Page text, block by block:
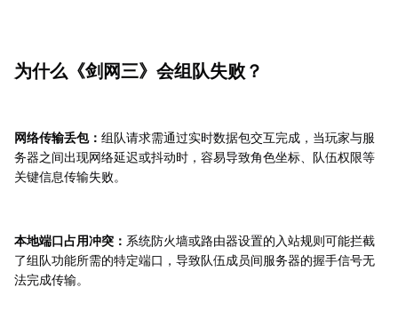
为什么《剑网三》会组队失败？
网络传输丢包： 组队请求需通过实时数据包交互完成，当玩家与服
务器之间出现网络延迟或抖动时，容易导致角色坐标、队伍权限等
关键信息传输失败。
本地端口占用冲突： 系统防火墙或路由器设置的入站规则可能拦截
了组队功能所需的特定端口，导致队伍成员间服务器的握手信号无
法完成传输。